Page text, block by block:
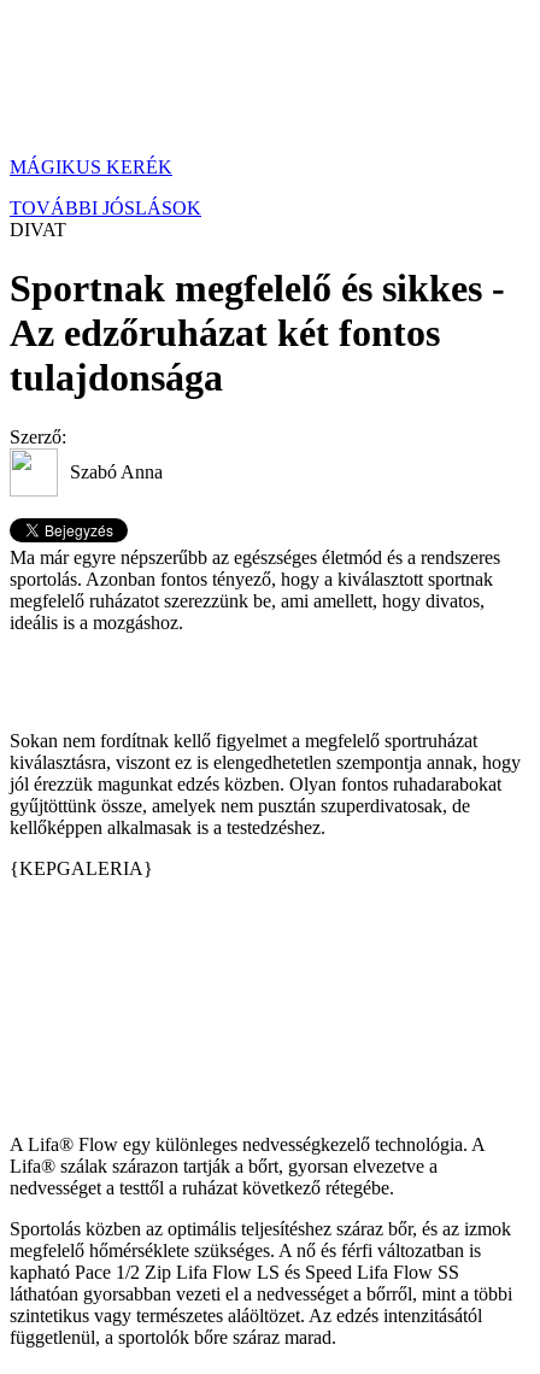
MÁGIKUS KERÉK
TOVÁBBI JÓSLÁSOK
DIVAT
Sportnak megfelelő és sikkes -
Az edzőruházat két fontos
tulajdonsága
Szerző:
Szabó Anna
Ma már egyre népszerűbb az egészséges életmód és a rendszeres
sportolás. Azonban fontos tényező, hogy a kiválasztott sportnak
megfelelő ruházatot szerezzünk be, ami amellett, hogy divatos,
ideális is a mozgáshoz.
Sokan nem fordítnak kellő figyelmet a megfelelő sportruházat
kiválasztásra, viszont ez is elengedhetetlen szempontja annak, hogy
jól érezzük magunkat edzés közben. Olyan fontos ruhadarabokat
gyűjtöttünk össze, amelyek nem pusztán szuperdivatosak, de
kellőképpen alkalmasak is a testedzéshez.
{KEPGALERIA}
A Lifa® Flow egy különleges nedvességkezelő technológia. A
Lifa® szálak szárazon tartják a bőrt, gyorsan elvezetve a
nedvességet a testtől a ruházat következő rétegébe.
Sportolás közben az optimális teljesítéshez száraz bőr, és az izmok
megfelelő hőmérséklete szükséges. A nő és férfi változatban is
kapható Pace 1/2 Zip Lifa Flow LS és Speed Lifa Flow SS
láthatóan gyorsabban vezeti el a nedvességet a bőrről, mint a többi
szintetikus vagy természetes aláöltözet. Az edzés intenzitásától
függetlenül, a sportolók bőre száraz marad.